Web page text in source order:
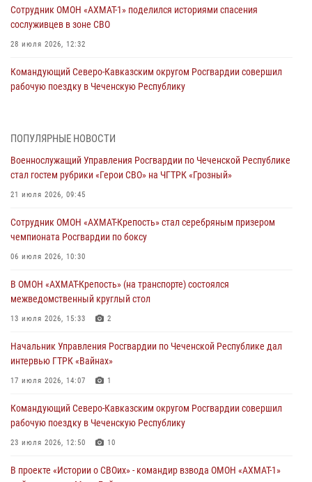
Сотрудник ОМОН «АХМАТ-1» поделился историями спасения
сослуживцев в зоне СВО
28 июля 2026, 12:32
Командующий Северо-Кавказским округом Росгвардии совершил
рабочую поездку в Чеченскую Республику
Военнослужащий Управления Росгвардии по Чеченской Республике
21 июля 2026, 09:45
В ДНР росгвардейцы уничтожили около 80 вражеских
19 июля 2026, 13:50
В Грозном Росгвардия обеспечила безопасность конно-спортивных
18 июля 2026, 13:46
Начальник Управления Росгвардии по Чеченской Республике дал
17 июля 2026, 14:07
ПОПУЛЯРНЫЕ НОВОСТИ
Военнослужащий Управления Росгвардии по Чеченской Республике
стал гостем рубрики «Герои СВО» на ЧГТРК «Грозный»
21 июля 2026, 09:45
Сотрудник ОМОН «АХМАТ-Крепость» стал серебряным призером
чемпионата Росгвардии по боксу
06 июля 2026, 10:30
В ОМОН «АХМАТ-Крепость» (на транспорте) состоялся
межведомственный круглый стол
13 июля 2026, 15:33 2
Начальник Управления Росгвардии по Чеченской Республике дал
интервью ГТРК «Вайнах»
17 июля 2026, 14:07 1
Командующий Северо-Кавказским округом Росгвардии совершил
рабочую поездку в Чеченскую Республику
23 июля 2026, 12:50 10
В проекте «Истории о СВОих» - командир взвода ОМОН «АХМАТ-1»